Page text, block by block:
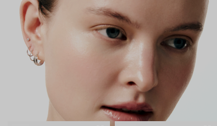
как профессиональные пирсеры (они отвечают за
безопасность и эргономичность пирсинга), так и ювелирные
стилисты (благодаря им дизайн соответствует трендам, а
украшения легко сочетаются между собой).
Украшения AURIS – для тех, кто открыто выражает себя, но
делает это интеллигентно и по-взрослому.